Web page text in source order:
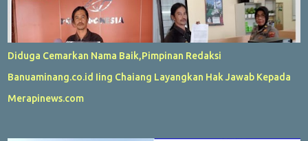
Diduga Cemarkan Nama Baik,Pimpinan Redaksi
Banuaminang.co.id Iing Chaiang Layangkan Hak Jawab Kepada
Merapinews.com